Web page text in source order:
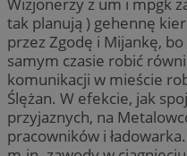
tak planują ) gehennę
przez Zgodę i Mijankę,
samym czasie robić
komunikacji w mieście
Ślężan. W efekcie, jak
przyjaznych, na
pracowników i